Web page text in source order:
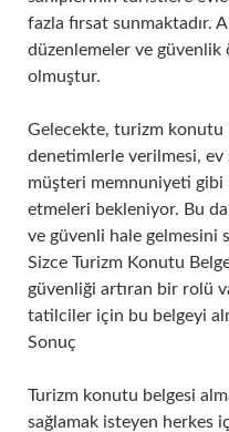
fazla fırsat sunmaktadır.
düzenlemeler ve
olmuştur.
Gelecekte, turizm konutu
denetimlerle verilmesi,
müşteri memnuniyeti
etmeleri bekleniyor. Bu
ve güvenli hale gelmesini
Sizce Turizm Konutu
güvenliği artıran bir rolü
tatilciler için bu belgeyi
Sonuç
Turizm konutu belgesi
sağlamak isteyen herkes